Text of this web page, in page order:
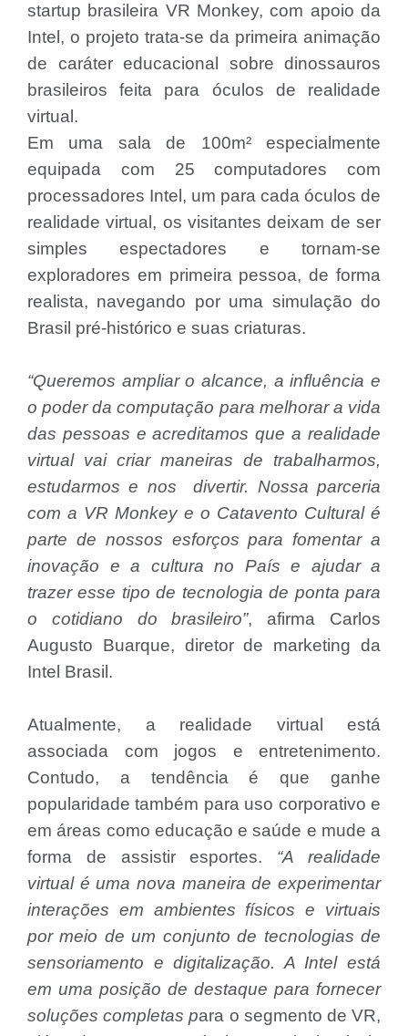
startup brasileira VR Monkey, com apoio da
Intel, o projeto trata-se da primeira animação
de caráter educacional sobre dinossauros
brasileiros feita para óculos de realidade
virtual.
Em uma sala de 100m² especialmente
equipada com 25 computadores com
processadores Intel, um para cada óculos de
realidade virtual, os visitantes deixam de ser
simples espectadores e tornam-se
exploradores em primeira pessoa, de forma
realista, navegando por uma simulação do
Brasil pré-histórico e suas criaturas.
“Queremos ampliar o alcance, a influência e
o poder da computação para melhorar a vida
das pessoas e acreditamos que a realidade
virtual vai criar maneiras de trabalharmos,
estudarmos e nos divertir. Nossa parceria
com a VR Monkey e o Catavento Cultural é
parte de nossos esforços para fomentar a
inovação e a cultura no País e ajudar a
trazer esse tipo de tecnologia de ponta para
o cotidiano do brasileiro”, afirma Carlos
Augusto Buarque, diretor de marketing da
Intel Brasil.
Atualmente, a realidade virtual está
associada com jogos e entretenimento.
Contudo, a tendência é que ganhe
popularidade também para uso corporativo e
em áreas como educação e saúde e mude a
forma de assistir esportes. “A realidade
virtual é uma nova maneira de experimentar
interações em ambientes físicos e virtuais
por meio de um conjunto de tecnologias de
sensoriamento e digitalização. A Intel está
em uma posição de destaque para fornecer
soluções completas para o segmento de VR,